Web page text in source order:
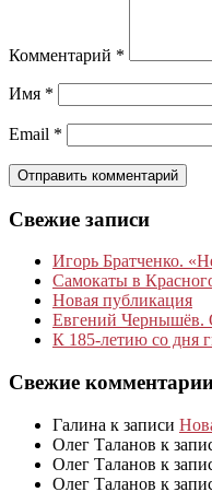
Комментарий *
Имя *
Email *
Свежие записи
Игорь Братченко.
Самокаты в
Новая публикация
Евгений Чернышёв.
К 185‑летию со дня
Свежие
Галина к записи
Олег Таланов к
Олег Таланов к
Олег Таланов к